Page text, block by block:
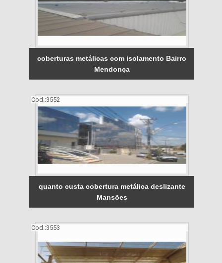
coberturas metálicas com isolamento Bairro
Mendonça
Cod.:3552
quanto custa cobertura metálica deslizante
Mansões
Cod.:3553